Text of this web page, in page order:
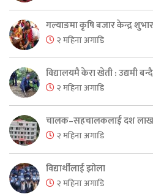
गल्याङमा कृषि बजार केन्द्र
२ महिना अगाडि
विद्यालयमै केरा खेती : उद्यमी बन्दै
२ महिना अगाडि
चालक–सहचालकलाई दश
२ महिना अगाडि
विद्यार्थीलाई झोला
२ महिना अगाडि